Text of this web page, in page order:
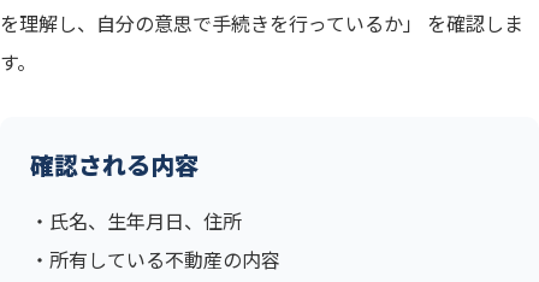
を理解し、自分の意思で手続きを行っているか」 を確認しま
す。
確認される内容
・氏名、生年月日、住所
・所有している不動産の内容